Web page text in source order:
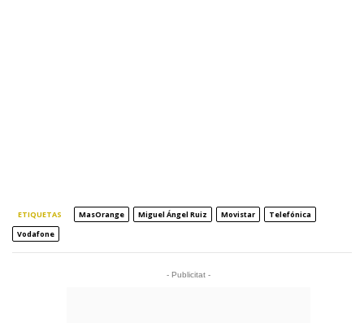
ETIQUETAS MasOrange Miguel Ángel Ruiz Movistar
Telefónica
Vodafone
- Publicitat -